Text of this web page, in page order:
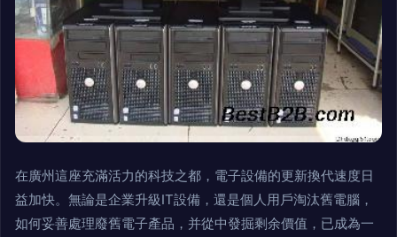
在廣州這座充滿活力的科技之都，電子設備的更新換代速度日
益加快。無論是企業升級IT設備，還是個人用戶淘汰舊電腦，
如何妥善處理廢舊電子產品，并從中發掘剩余價值，已成為一